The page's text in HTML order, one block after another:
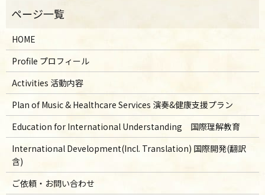
HOME
Profile プロフィール
Activities 活動内容
Plan of Music & Healthcare Services 演奏&健康支援プラン
Education for International Understanding 国際理解教育
International Development(Incl. Translation) 国際開発(翻訳
含)
ご依頼・お問い合わせ